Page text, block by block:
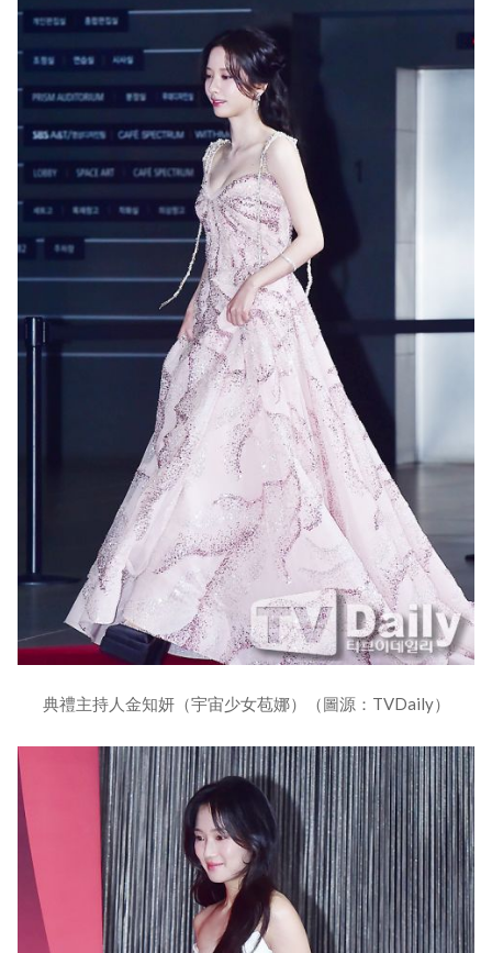
典禮主持人金知妍（宇宙少女苞娜）（圖源：TVDaily）